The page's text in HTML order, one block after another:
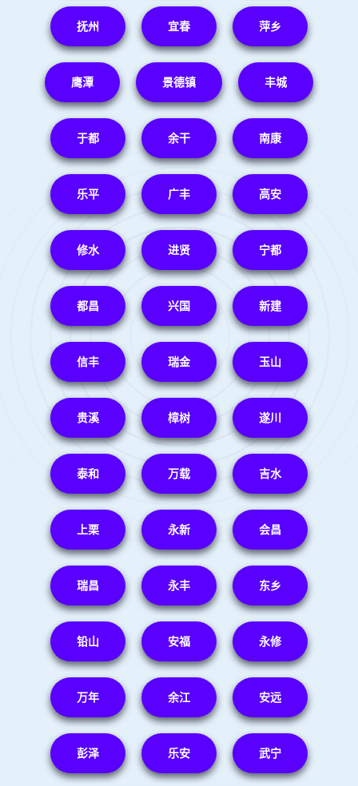
抚州 宜春 萍乡
鹰潭 景德镇 丰城
于都 余干 南康
乐平 广丰 高安
修水 进贤 宁都
都昌 兴国 新建
信丰 瑞金 玉山
贵溪 樟树 遂川
泰和 万载 吉水
上栗 永新 会昌
瑞昌 永丰 东乡
铅山 安福 永修
万年 余江 安远
彭泽 乐安 武宁